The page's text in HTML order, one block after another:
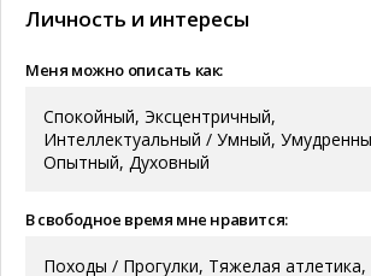
Личность и интересы
Меня можно описать как:
Спокойный, Эксцентричный,
Интеллектуальный / Умный,
Опытный, Духовный
В свободное время мне нравится:
Походы / Прогулки, Тяжелая